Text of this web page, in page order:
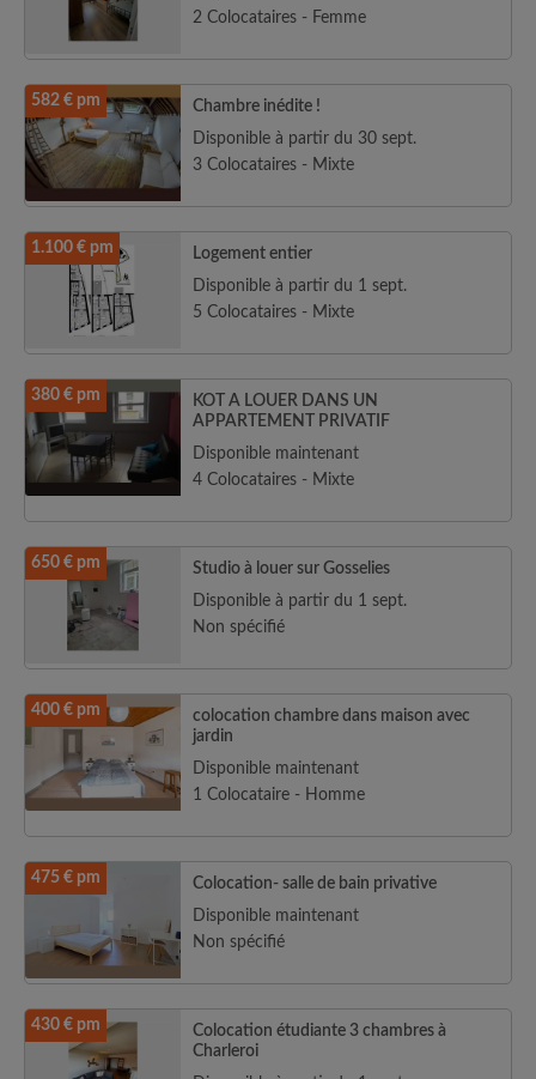
2 Colocataires - Femme
582 € pm
Chambre inédite !
Disponible à partir du 30 sept.
3 Colocataires - Mixte
1.100 € pm
Logement entier
Disponible à partir du 1 sept.
5 Colocataires - Mixte
380 € pm
KOT A LOUER DANS UN
APPARTEMENT PRIVATIF
Disponible maintenant
4 Colocataires - Mixte
650 € pm
Studio à louer sur Gosselies
Disponible à partir du 1 sept.
Non spécifié
400 € pm
colocation chambre dans maison avec
jardin
Disponible maintenant
1 Colocataire - Homme
475 € pm
Colocation- salle de bain privative
Disponible maintenant
Non spécifié
430 € pm
Colocation étudiante 3 chambres à
Charleroi